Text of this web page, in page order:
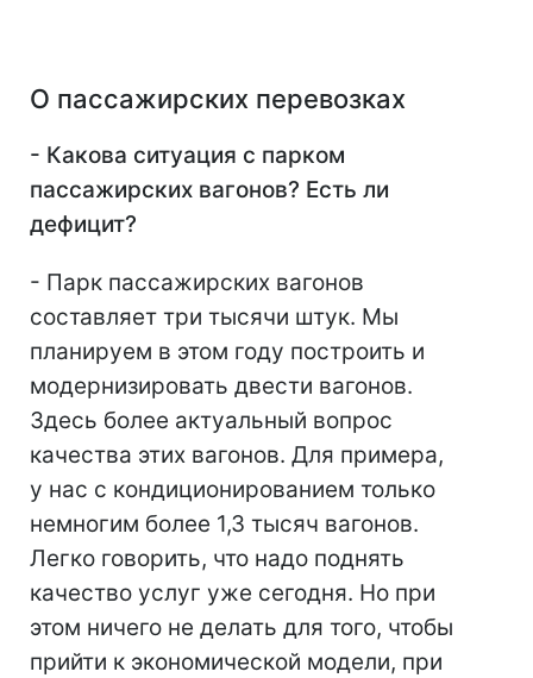
О пассажирских перевозках
- Какова ситуация с парком
пассажирских вагонов? Есть ли
дефицит?
- Парк пассажирских вагонов
составляет три тысячи штук. Мы
планируем в этом году построить и
модернизировать двести вагонов.
Здесь более актуальный вопрос
качества этих вагонов. Для примера,
у нас с кондиционированием только
немногим более 1,3 тысяч вагонов.
Легко говорить, что надо поднять
качество услуг уже сегодня. Но при
этом ничего не делать для того, чтобы
прийти к экономической модели, при